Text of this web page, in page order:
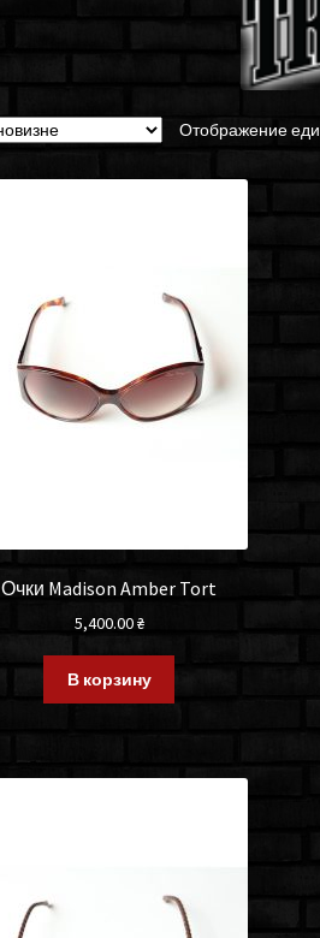
Отображение
Очки Madison Amber Tort
5,400.00₴
В корзину